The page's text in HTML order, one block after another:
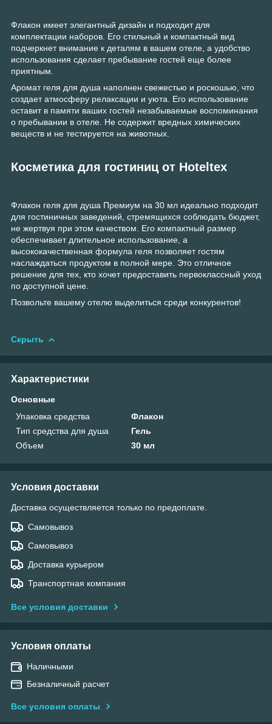
Флакон имеет элегантный дизайн и подходит для
комплектации наборов. Его стильный и компактный вид
подчеркнет внимание к деталям в вашем отеле, а удобство
использования сделает пребывание гостей еще более
приятным.
Аромат геля для душа наполнен свежестью и роскошью, что
создает атмосферу релаксации и уюта. Его использование
оставит в памяти ваших гостей незабываемые воспоминания
о пребывании в отеле. Не содержит вредных химических
веществ и не тестируется на животных.
Косметика для гостиниц от Hoteltex
Флакон геля для душа Премиум на 30 мл идеально подходит
для гостиничных заведений, стремящихся соблюдать бюджет,
не жертвуя при этом качеством. Его компактный размер
обеспечивает длительное использование, а
высококачественная формула геля позволяет гостям
наслаждаться продуктом в полной мере. Это отличное
решение для тех, кто хочет предоставить первоклассный уход
по доступной цене.
Позвольте вашему отелю выделиться среди конкурентов!
Скрыть
Характеристики
Основные
Упаковка средства
Флакон
Тип средства для душа
Гель
Объем
30 мл
Условия доставки
Доставка осуществляется только по предоплате.
Самовывоз
Самовывоз
Доставка курьером
Транспортная компания
Все условия доставки
Условия оплаты
Наличными
Безналичный расчет
Все условия оплаты